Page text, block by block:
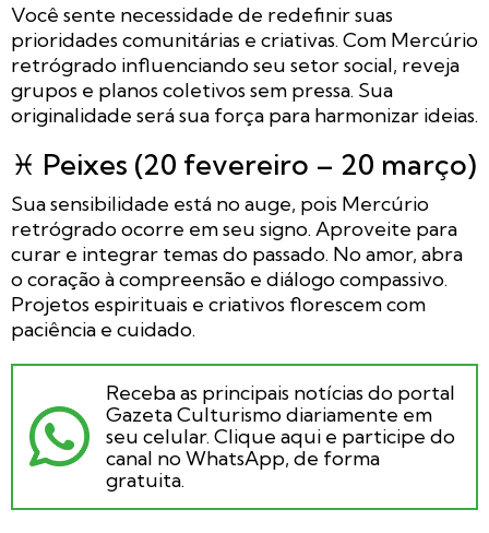
Você sente necessidade de redefinir suas
prioridades comunitárias e criativas. Com Mercúrio
retrógrado influenciando seu setor social, reveja
grupos e planos coletivos sem pressa. Sua
originalidade será sua força para harmonizar ideias.
♓ Peixes (20 fevereiro – 20 março)
Sua sensibilidade está no auge, pois Mercúrio
retrógrado ocorre em seu signo. Aproveite para
curar e integrar temas do passado. No amor, abra
o coração à compreensão e diálogo compassivo.
Projetos espirituais e criativos florescem com
paciência e cuidado.
Receba as principais notícias do portal
Gazeta Culturismo diariamente em
seu celular. Clique aqui e participe do
canal no WhatsApp, de forma
gratuita.